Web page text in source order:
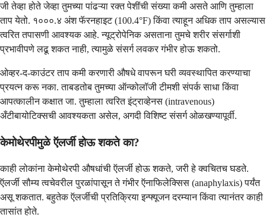
जी तेव्हा होते जेव्हा तुमच्या पांढऱ्या रक्त पेशींची संख्या कमी असते आणि तुम्हाला
ताप येतो. १०००.४ अंश फॅरनहाइट (100.4°F) किंवा त्याहून अधिक ताप असल्यास
त्वरित तपासणी आवश्यक आहे. न्यूट्रोपेनिक असताना तुमचे शरीर संसर्गाशी
प्रभावीपणे लढू शकत नाही, त्यामुळे संसर्ग लवकर गंभीर होऊ शकतो.
ओव्हर-द-काउंटर ताप कमी करणारी औषधे वापरून घरी व्यवस्थापित करण्याचा
प्रयत्न करू नका. ताबडतोब तुमच्या ऑन्कोलॉजी टीमशी संपर्क साधा किंवा
आपत्कालीन कक्षात जा. तुम्हाला त्वरित इंट्राव्हेनस (intravenous)
अँटीबायोटिक्सची आवश्यकता असेल, अगदी विशिष्ट संसर्ग ओळखण्यापूर्वी.
केमोथेरपीमुळे ऍलर्जी होऊ शकते का?
काही लोकांना केमोथेरपी औषधांची ऍलर्जी होऊ शकते, जरी हे क्वचितच घडते.
ऍलर्जी सौम्य त्वचेवरील पुरळांपासून ते गंभीर ऍनाफिलेक्सिस (anaphylaxis) पर्यंत
असू शकतात. बहुतेक ऍलर्जीची प्रतिक्रिया इन्फ्यूजन दरम्यान किंवा त्यानंतर काही
तासांत होते.